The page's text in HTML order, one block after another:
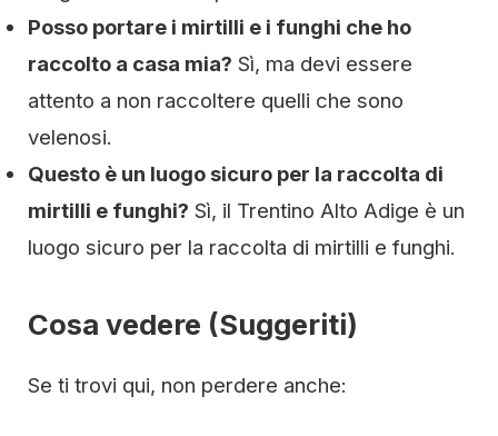
Posso portare i mirtilli e i funghi che ho
raccolto a casa mia? Sì, ma devi essere
attento a non raccoltere quelli che sono
velenosi.
Questo è un luogo sicuro per la raccolta di
mirtilli e funghi? Sì, il Trentino Alto Adige è un
luogo sicuro per la raccolta di mirtilli e funghi.
Cosa vedere (Suggeriti)
Se ti trovi qui, non perdere anche: